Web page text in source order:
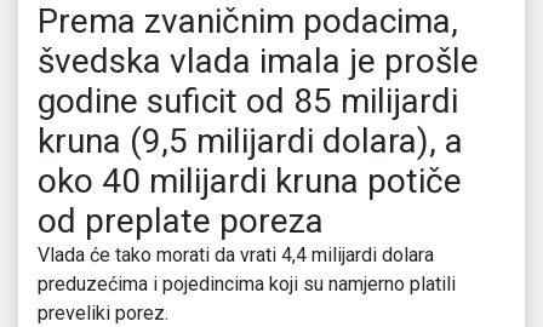
Prema zvaničnim podacima,
švedska vlada imala je prošle
godine suficit od 85 milijardi
kruna (9,5 milijardi dolara), a
oko 40 milijardi kruna potiče
od preplate poreza
Vlada će tako morati da vrati 4,4 milijardi dolara
preduzećima i pojedincima koji su namjerno platili
preveliki porez.